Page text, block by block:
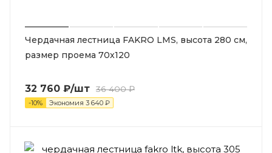
Чердачная лестница FAKRO LMS, высота 280 см,
размер проема 70x120
32 760 ₽/шт 36 400₽
-10% Экономия 3 640 ₽